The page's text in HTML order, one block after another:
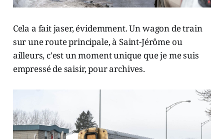
Cela a fait jaser, évidemment. Un wagon de train
sur une route principale, à Saint-Jérôme ou
ailleurs, c'est un moment unique que je me suis
empressé de saisir, pour archives.